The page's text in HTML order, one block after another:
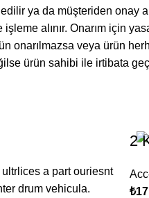
ya da müşteriden onay
alınır. Onarım için
onarılmazsa veya ürün
ürün sahibi ile irtibata
a part ouriesnt
drum vehicula.
2
₺